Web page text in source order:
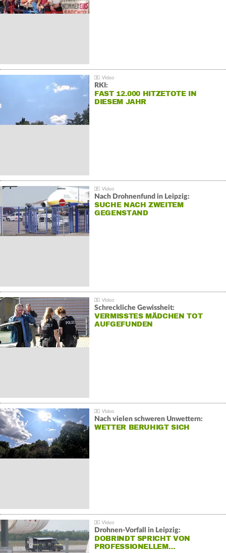
RKI:
FAST 12.000 HITZETOTE IN
DIESEM JAHR
Nach Drohnenfund in Leipzig:
SUCHE NACH ZWEITEM
GEGENSTAND
Schreckliche Gewissheit:
VERMISSTES MÄDCHEN TOT
AUFGEFUNDEN
Nach vielen schweren Unwettern:
WETTER BERUHIGT SICH
Drohnen-Vorfall in Leipzig:
DOBRINDT SPRICHT VON
PROFESSIONELLEM…